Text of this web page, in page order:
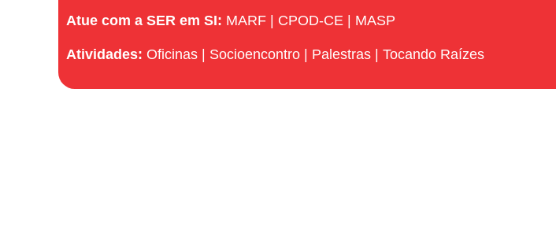
Atue com a SER em SI: MARF CPOD-CE MASP
Atividades: Oficinas Socioencontro Palestras |Tocando Raízes